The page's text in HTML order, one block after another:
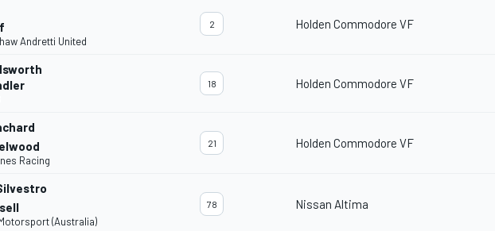
Andretti United
2 Holden Commodore VF
18 Holden Commodore VF
Racing
21 Holden Commodore VF
(Australia)
78 Nissan Altima